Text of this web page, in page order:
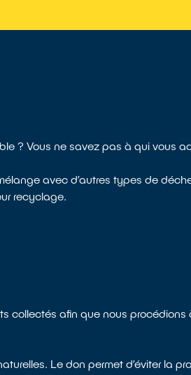
? Vous ne savez pas à qui vous
avec d’autres types de
recyclage.
collectés afin que nous procédions
Le don permet d’éviter la